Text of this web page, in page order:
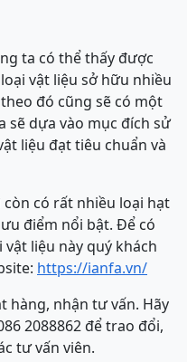
ta có thể thấy được
vật liệu sở hữu nhiều
đó cũng sẽ có một
sẽ dựa vào mục đích sử
liệu đạt tiêu chuẩn và
có rất nhiều loại hạt
điểm nổi bật. Để có
liệu này quý khách
https://ianfa.vn/
hàng, nhận tư vấn. Hãy
2088862 để trao đổi,
tư vấn viên.